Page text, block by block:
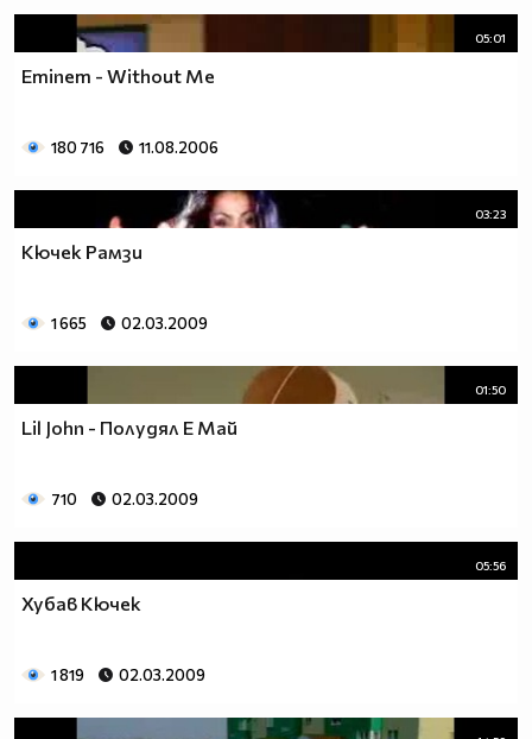
05:01
Eminem - Without Me
180 716 11.08.2006
03:23
Кючек Рамзи
1 665 02.03.2009
01:50
Lil John - Полудял Е Май
710 02.03.2009
05:56
Хубав Кючек
1 819 02.03.2009